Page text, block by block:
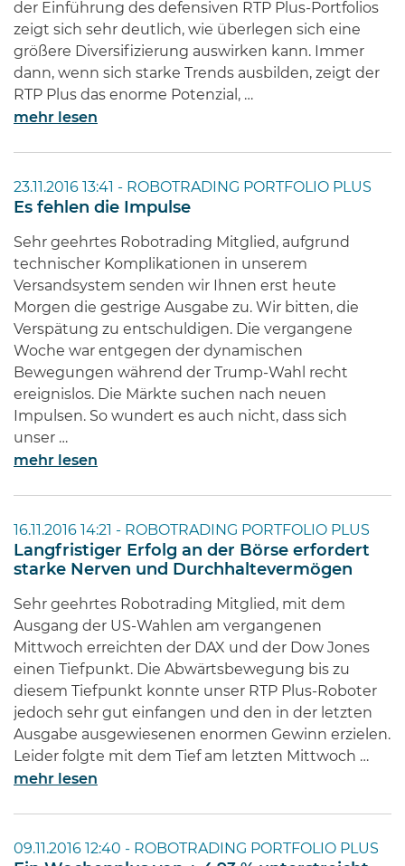
der Einführung des defensiven RTP Plus-Portfolios
zeigt sich sehr deutlich, wie überlegen sich eine
größere Diversifizierung auswirken kann. Immer
dann, wenn sich starke Trends ausbilden, zeigt der
RTP Plus das enorme Potenzial, …
mehr lesen
23.11.2016 13:41 - ROBOTRADING PORTFOLIO PLUS
Es fehlen die Impulse
Sehr geehrtes Robotrading Mitglied, aufgrund
technischer Komplikationen in unserem
Versandsystem senden wir Ihnen erst heute
Morgen die gestrige Ausgabe zu. Wir bitten, die
Verspätung zu entschuldigen. Die vergangene
Woche war entgegen der dynamischen
Bewegungen während der Trump-Wahl recht
ereignislos. Die Märkte suchen nach neuen
Impulsen. So wundert es auch nicht, dass sich
unser …
mehr lesen
16.11.2016 14:21 - ROBOTRADING PORTFOLIO PLUS
Langfristiger Erfolg an der Börse erfordert
starke Nerven und Durchhaltevermögen
Sehr geehrtes Robotrading Mitglied, mit dem
Ausgang der US-Wahlen am vergangenen
Mittwoch erreichten der DAX und der Dow Jones
einen Tiefpunkt. Die Abwärtsbewegung bis zu
diesem Tiefpunkt konnte unser RTP Plus-Roboter
jedoch sehr gut einfangen und den in der letzten
Ausgabe ausgewiesenen enormen Gewinn erzielen.
Leider folgte mit dem Tief am letzten Mittwoch …
mehr lesen
09.11.2016 12:40 - ROBOTRADING PORTFOLIO PLUS